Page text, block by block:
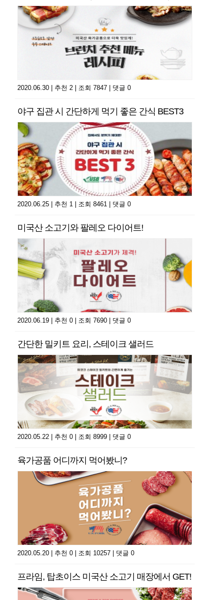
2020.06.30 추천 2 조회 7847 댓글 0
야구 집관 시 간단하게 먹기 좋은 간식 BEST3
2020.06.25 추천 1 조회 8461 댓글 0
미국산 소고기와 팔레오 다이어트!
2020.06.19 추천 0 조회 7690 댓글 0
간단한 밀키트 요리, 스테이크 샐러드
2020.05.22 추천 0 조회 8999 댓글 0
육가공품 어디까지 먹어봤니?
2020.05.20 추천 0 조회 10257 댓글 0
프라임, 탑초이스 미국산 소고기 매장에서 GET!